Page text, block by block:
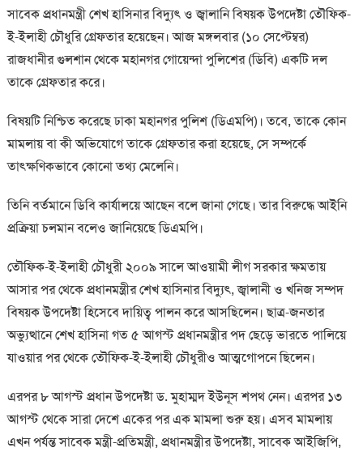
সাবেক প্রধানমন্ত্রী শেখ হাসিনার বিদ্যুৎ ও জ্বালানি বিষয়ক উপদেষ্টা তৌফিক-
ই-ইলাহী চৌধুরি গ্রেফতার হয়েছেন। আজ মঙ্গলবার (১০ সেপ্টেম্বর)
রাজধানীর গুলশান থেকে মহানগর গোয়েন্দা পুলিশের (ডিবি) একটি দল
তাকে গ্রেফতার করে।
বিষয়টি নিশ্চিত করেছে ঢাকা মহানগর পুলিশ (ডিএমপি)। তবে, তাকে কোন
মামলায় বা কী অভিযোগে তাকে গ্রেফতার করা হয়েছে, সে সম্পর্কে
তাৎক্ষণিকভাবে কোনো তথ্য মেলেনি।
তিনি বর্তমানে ডিবি কার্যালয়ে আছেন বলে জানা গেছে। তার বিরুদ্ধে আইনি
প্রক্রিয়া চলমান বলেও জানিয়েছে ডিএমপি।
তৌফিক-ই-ইলাহী চৌধুরী ২০০৯ সালে আওয়ামী লীগ সরকার ক্ষমতায়
আসার পর থেকে প্রধানমন্ত্রীর শেখ হাসিনার বিদ্যুৎ, জ্বালানী ও খনিজ সম্পদ
বিষয়ক উপদেষ্টা হিসেবে দায়িত্ব পালন করে আসছিলেন। ছাত্র-জনতার
অভ্যুত্থানে শেখ হাসিনা গত ৫ আগস্ট প্রধানমন্ত্রীর পদ ছেড়ে ভারতে পালিয়ে
যাওয়ার পর থেকে তৌফিক-ই-ইলাহী চৌধুরীও আত্মগোপনে ছিলেন।
এরপর ৮ আগস্ট প্রধান উপদেষ্টা ড. মুহাম্মদ ইউনূস শপথ নেন। এরপর ১৩
আগস্ট থেকে সারা দেশে একের পর এক মামলা শুরু হয়। এসব মামলায়
এখন পর্যন্ত সাবেক মন্ত্রী-প্রতিমন্ত্রী, প্রধানমন্ত্রীর উপদেষ্টা, সাবেক আইজিপি,